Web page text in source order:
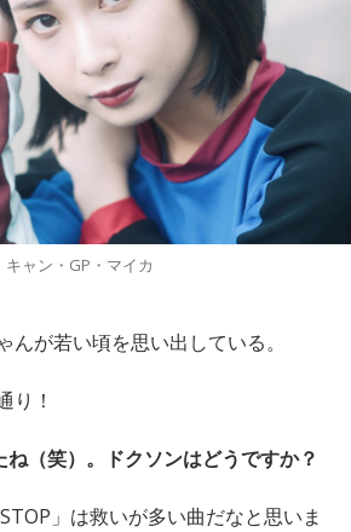
キャン・GP・マイカ
んが若い頃を思い出している。
り！
（笑）。ドクソンはどうですか？
STOP」は救いが多い曲だなと思いま